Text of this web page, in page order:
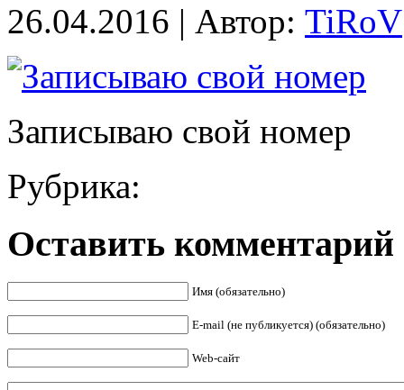
26.04.2016 | Автор: TiRoV
Записываю свой номер
Рубрика:
Оставить комментарий
Имя (обязательно)
E-mail (не публикуется) (обязательно)
Web-сайт